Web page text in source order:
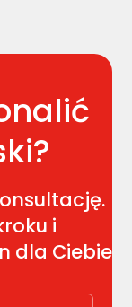
i
dla Ciebie